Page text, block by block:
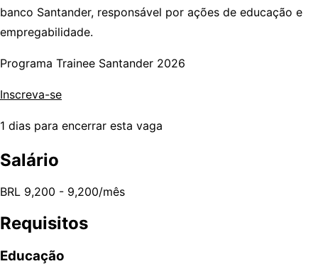
banco Santander, responsável por ações de educação e
empregabilidade.
Programa Trainee Santander 2026
Inscreva-se
1 dias para encerrar esta vaga
Salário
BRL 9,200 - 9,200/mês
Requisitos
Educação